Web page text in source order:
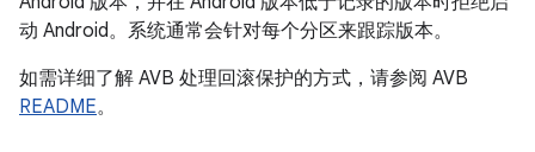
动 Android。系统通常会针对每个分区来跟踪版本。
如需详细了解 AVB 处理回滚保护的方式，请参阅 AVB
README。